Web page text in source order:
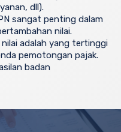
dll).
sangat penting dalam
nilai.
adalah yang tertinggi
pemotongan pajak.
badan